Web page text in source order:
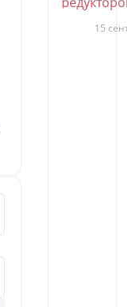
15